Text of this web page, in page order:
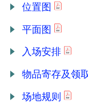
位置图
平面图
入场安排
物品寄存及领
场地规则